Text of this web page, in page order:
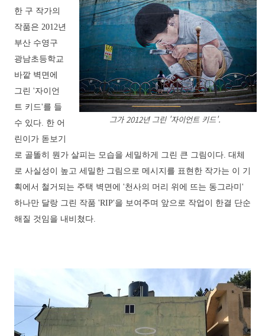
그가 2012년 그린 '자이언트 키드'.
한 구 작가의
작품은 2012년
부산 수영구
광남초등학교
바깥 벽면에
그린 '자이언
트 키드'를 들
수 있다. 한 어
린이가 돋보기
로 골똘히 뭔가 살피는 모습을 세밀하게 그린 큰 그림이다. 대체
로 사실성이 높고 세밀한 그림으로 메시지를 표현한 작가는 이 기
획에서 철거되는 주택 벽면에 '천사의 머리 위에 뜨는 동그라미'
하나만 달랑 그린 작품 'RIP'을 보여주며 앞으로 작업이 한결 단순
해질 것임을 내비쳤다.